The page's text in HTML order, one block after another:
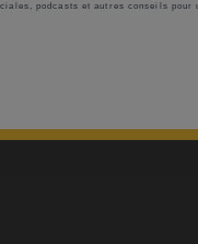
podcasts et autres conseils pour